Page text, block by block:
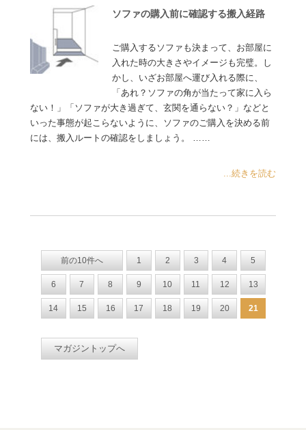
ソファの購入前に確認する搬入経路
ご購入するソファも決まって、お部屋に
入れた時の大きさやイメージも完璧。し
かし、いざお部屋へ運び入れる際に、
「あれ？ソファの角が当たって家に入ら
ない！」「ソファが大き過ぎて、玄関を通らない？」などと
いった事態が起こらないように、ソファのご購入を決める前
には、搬入ルートの確認をしましょう。 ……
...続きを読む
前の10件へ 1 2 3 4 5
6 7 8 9 10 11 12 13
14 15 16 17 18 19 20 21
マガジントップへ